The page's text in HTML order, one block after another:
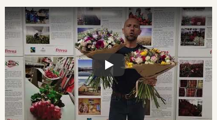
Proč jsou květiny z Florea tak